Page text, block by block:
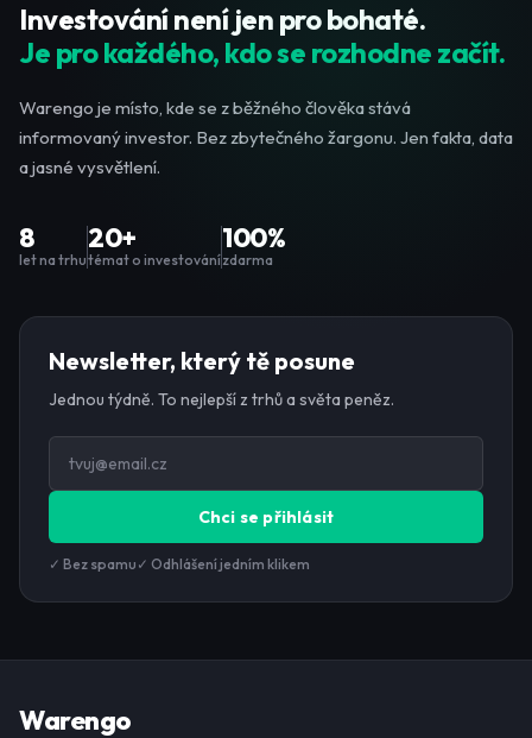
Investování není jen pro bohaté.
Je pro každého, kdo se rozhodne začít.
Warengo je místo, kde se z běžného člověka stává
informovaný investor. Bez zbytečného žargonu. Jen fakta, data
a jasné vysvětlení.
8
let na trhu
20+
témat o investování
100%
zdarma
Newsletter, který tě posune
Jednou týdně. To nejlepší z trhů a světa peněz.
Chci se přihlásit
✓ Bez spamu ✓ Odhlášení jedním klikem
Warengo